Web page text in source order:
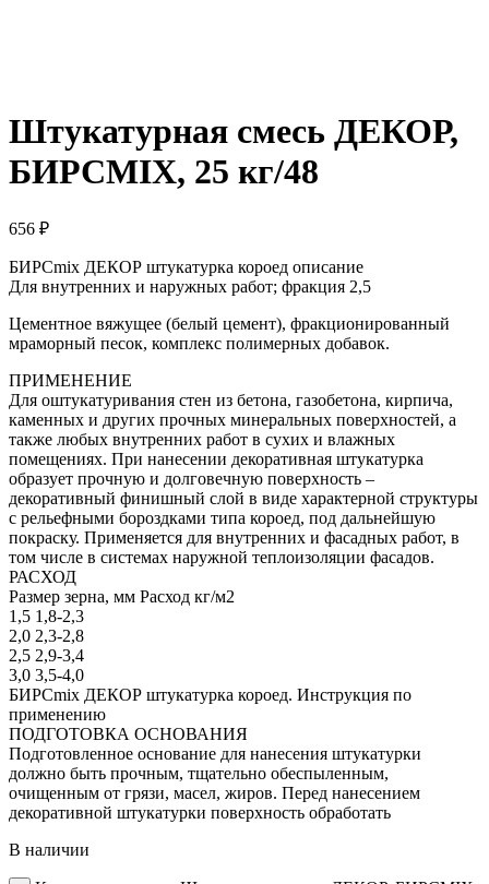
Штукатурная смесь ДЕКОР,
БИРСMIX, 25 кг/48
656 ₽
БИРСmix ДЕКОР штукатурка короед описание
Для внутренних и наружных работ; фракция 2,5
Цементное вяжущее (белый цемент), фракционированный
мраморный песок, комплекс полимерных добавок.
ПРИМЕНЕНИЕ
Для оштукатуривания стен из бетона, газобетона, кирпича,
каменных и других прочных минеральных поверхностей, а
также любых внутренних работ в сухих и влажных
помещениях. При нанесении декоративная штукатурка
образует прочную и долговечную поверхность –
декоративный финишный слой в виде характерной структуры
с рельефными бороздками типа короед, под дальнейшую
покраску. Применяется для внутренних и фасадных работ, в
том числе в системах наружной теплоизоляции фасадов.
РАСХОД
Размер зерна, мм Расход кг/м2
1,5 1,8-2,3
2,0 2,3-2,8
2,5 2,9-3,4
3,0 3,5-4,0
БИРСmix ДЕКОР штукатурка короед. Инструкция по
применению
ПОДГОТОВКА ОСНОВАНИЯ
Подготовленное основание для нанесения штукатурки
должно быть прочным, тщательно обеспыленным,
очищенным от грязи, масел, жиров. Перед нанесением
декоративной штукатурки поверхность обработать
В наличии